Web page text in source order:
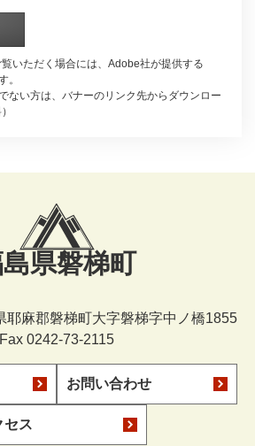
いただく場合には、Adobe社が提供する
。
ない方は、バナーのリンク先からダウンロー
県磐梯町
麻郡磐梯町大字磐梯字中ノ橋1855
Fax 0242-73-2115
お問い合わせ
セス